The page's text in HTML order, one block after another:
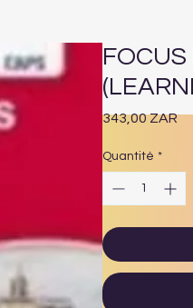
FOCUS
343,00 ZAR
Quantité *